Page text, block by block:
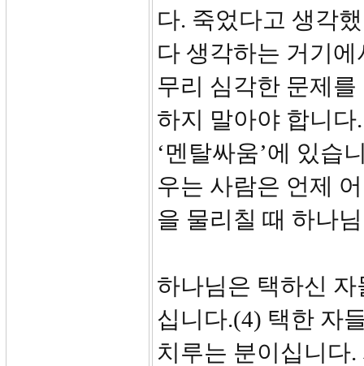
다. 죽었다고 생각
다 생각하는 거기
무리 심각한 문제
하지 말아야 합니다
‘멘탈싸움’에 있습
우는 사람은 언제
을 물리칠 때 하나
하나님은 택하신
십니다.(4) 택한 자
치루는 분이십니다